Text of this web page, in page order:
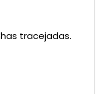
tracejadas.